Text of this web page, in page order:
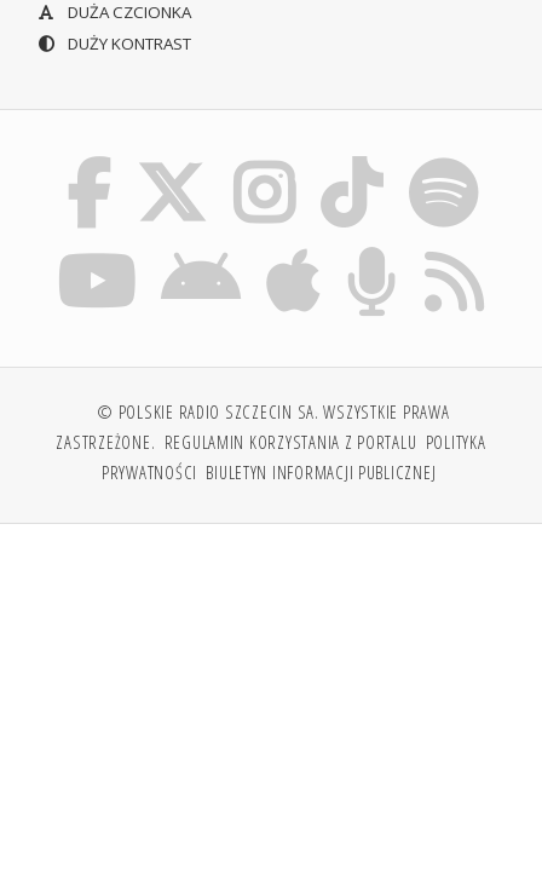
DUŻA CZCIONKA
DUŻY KONTRAST
© POLSKIE RADIO SZCZECIN SA. WSZYSTKIE PRAWA
ZASTRZEŻONE. REGULAMIN KORZYSTANIA Z PORTALU POLITYKA
PRYWATNOŚCI BIULETYN INFORMACJI PUBLICZNEJ